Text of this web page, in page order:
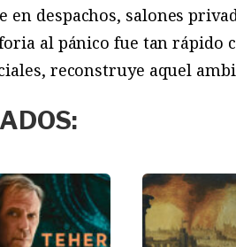
despachos, salones
al pánico fue tan rápido
reconstruye aquel